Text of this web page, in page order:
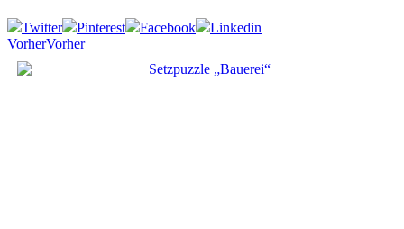
Twitter Pinterest Facebook
Linkedin
VorherVorher